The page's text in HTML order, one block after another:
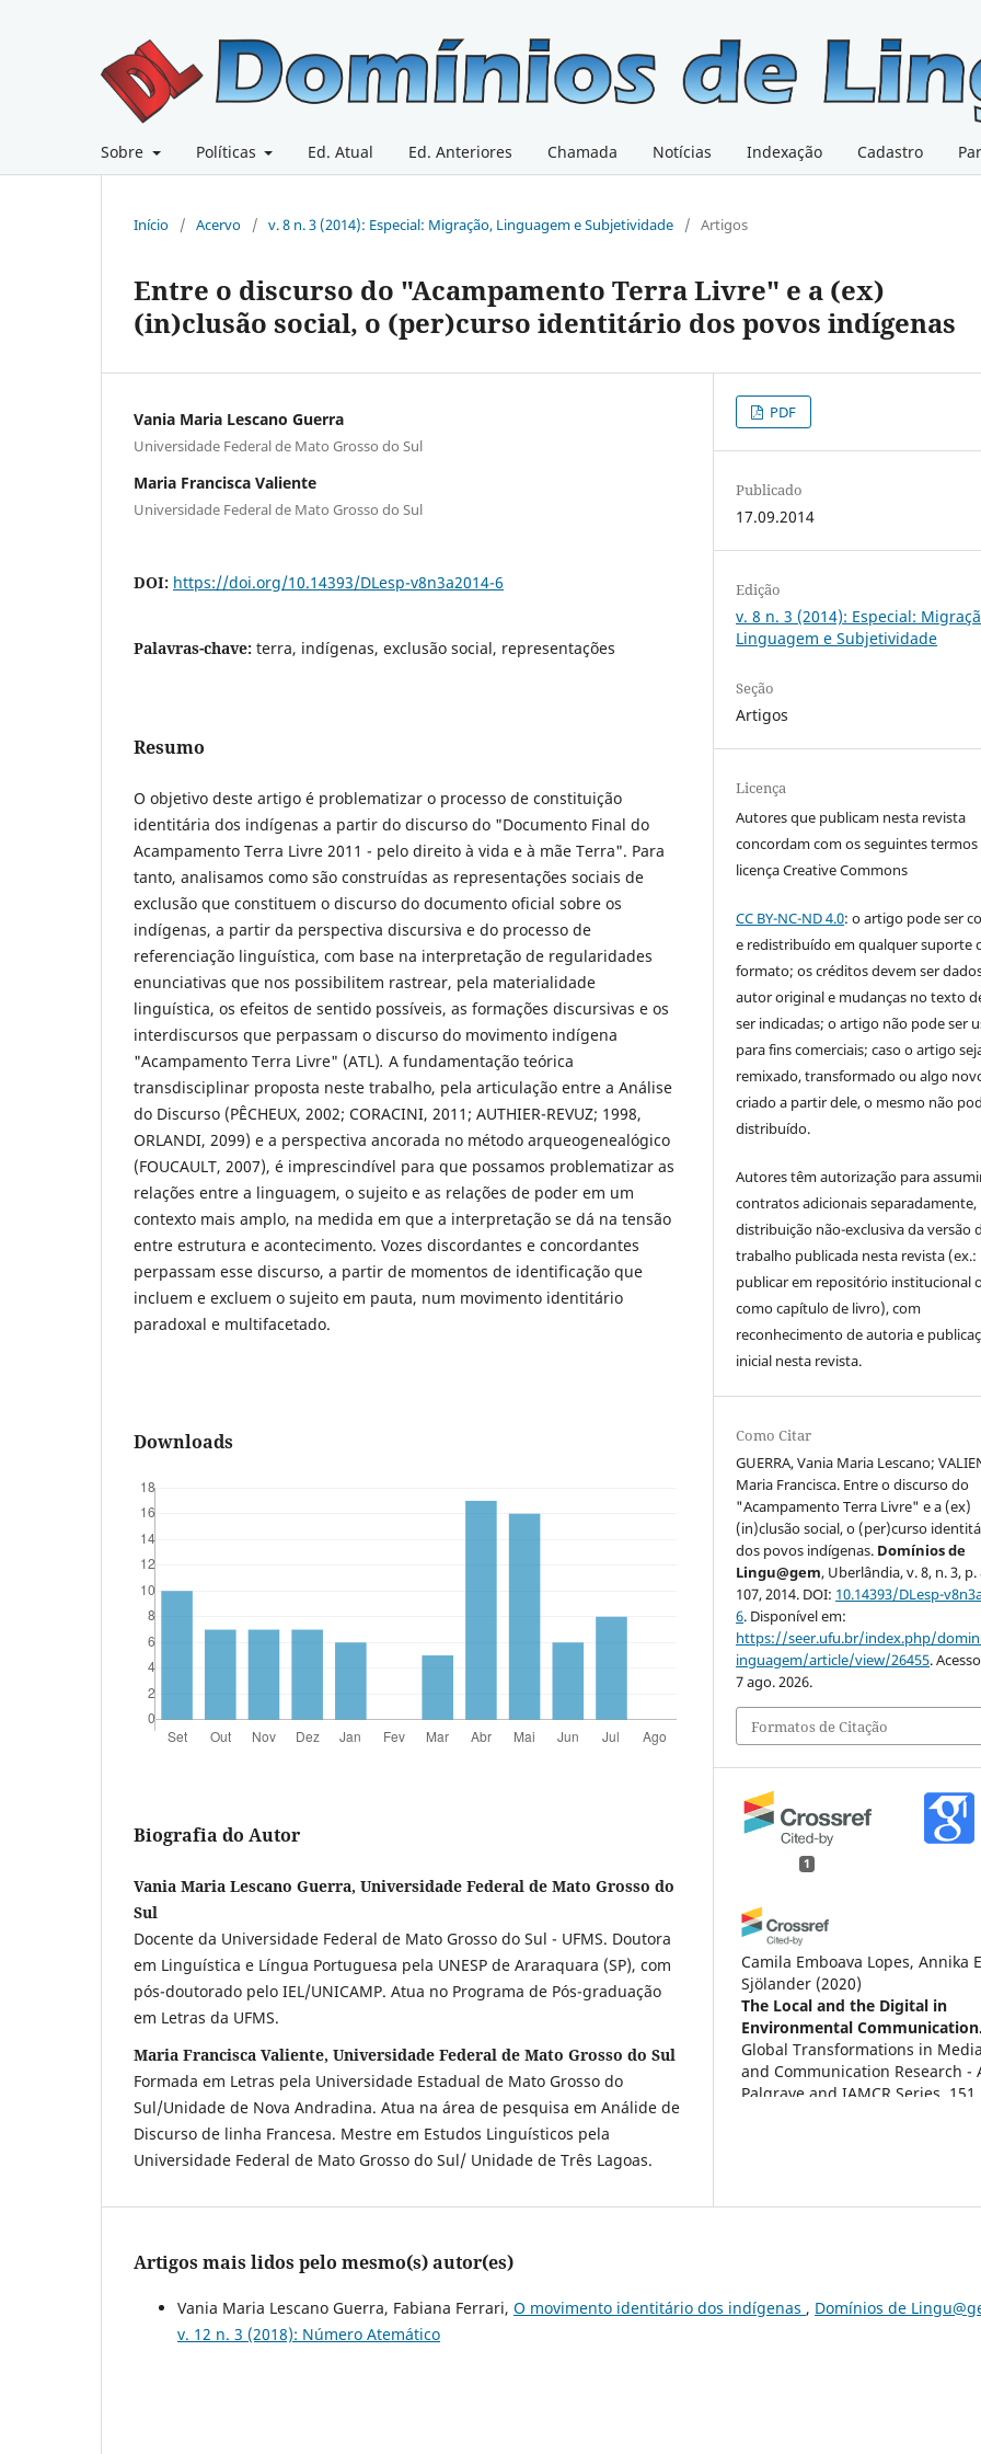
Sobre Políticas Ed. Atual Ed. Anteriores Chamada Notícias Indexação Cadastro
Início / Acervo / v. 8 n. 3 (2014): Especial: Migração, Linguagem e Subjetividade / Artigos
Entre o discurso do "Acampamento Terra Livre" e a (ex)
(in)clusão social, o (per)curso identitário dos povos indígenas
Vania Maria Lescano Guerra
Universidade Federal de Mato Grosso do Sul
Maria Francisca Valiente
Universidade Federal de Mato Grosso do Sul
DOI: https://doi.org/10.14393/DLesp-v8n3a2014-6
Palavras-chave: terra, indígenas, exclusão social, representações
Resumo
O objetivo deste artigo é problematizar o processo de constituição
identitária dos indígenas a partir do discurso do "Documento Final do
Acampamento Terra Livre 2011 - pelo direito à vida e à mãe Terra". Para
tanto, analisamos como são construídas as representações sociais de
exclusão que constituem o discurso do documento oficial sobre os
indígenas, a partir da perspectiva discursiva e do processo de
referenciação linguística, com base na interpretação de regularidades
enunciativas que nos possibilitem rastrear, pela materialidade
linguística, os efeitos de sentido possíveis, as formações discursivas e os
interdiscursos que perpassam o discurso do movimento indígena
"Acampamento Terra Livre" (ATL). A fundamentação teórica
transdisciplinar proposta neste trabalho, pela articulação entre a Análise
do Discurso (PÊCHEUX, 2002; CORACINI, 2011; AUTHIER-REVUZ; 1998,
ORLANDI, 2099) e a perspectiva ancorada no método arqueogenealógico
(FOUCAULT, 2007), é imprescindível para que possamos problematizar as
relações entre a linguagem, o sujeito e as relações de poder em um
contexto mais amplo, na medida em que a interpretação se dá na tensão
entre estrutura e acontecimento. Vozes discordantes e concordantes
perpassam esse discurso, a partir de momentos de identificação que
incluem e excluem o sujeito em pauta, num movimento identitário
paradoxal e multifacetado.
Downloads
Biografia do Autor
Vania Maria Lescano Guerra, Universidade Federal de Mato Grosso do
Sul
Docente da Universidade Federal de Mato Grosso do Sul - UFMS. Doutora
em Linguística e Língua Portuguesa pela UNESP de Araraquara (SP), com
pós-doutorado pelo IEL/UNICAMP. Atua no Programa de Pós-graduação
em Letras da UFMS.
Maria Francisca Valiente, Universidade Federal de Mato Grosso do Sul
Formada em Letras pela Universidade Estadual de Mato Grosso do
Sul/Unidade de Nova Andradina. Atua na área de pesquisa em Análide de
Discurso de linha Francesa. Mestre em Estudos Linguísticos pela
Universidade Federal de Mato Grosso do Sul/ Unidade de Três Lagoas.
PDF
Publicado
17.09.2014
Edição
v. 8 n. 3 (2014): Especial:
Linguagem e Subjetividade
Seção
Artigos
Licença
Autores que publicam nesta revista
concordam com os seguintes termos
licença Creative Commons
CC BY-NC-ND 4.0: o artigo pode ser
e redistribuído em qualquer suporte
formato; os créditos devem ser
autor original e mudanças no texto
ser indicadas; o artigo não pode ser
para fins comerciais; caso o artigo
remixado, transformado ou algo
criado a partir dele, o mesmo não
distribuído.
Autores têm autorização para
contratos adicionais separadamente,
distribuição não-exclusiva da versão
trabalho publicada nesta revista (ex.:
publicar em repositório institucional
como capítulo de livro), com
reconhecimento de autoria e
inicial nesta revista.
Como Citar
GUERRA, Vania Maria Lescano;
Maria Francisca. Entre o discurso do
"Acampamento Terra Livre" e a (ex)
(in)clusão social, o (per)curso
dos povos indígenas. Domínios de
Lingu@gem, Uberlândia, v. 8, n. 3, p.
107, 2014. DOI: 10.14393/DLesp-
6. Disponível em:
https://seer.ufu.br/index.php/
inguagem/article/view/26455.
7 ago. 2026.
Formatos de Citação
1
Camila Emboava Lopes, Annika
Sjölander (2020)
The Local and the Digital in
Environmental Communication.
Global Transformations in Media
and Communication Research -
Palgrave and IAMCR Series, 151.
Artigos mais lidos pelo mesmo(s) autor(es)
Vania Maria Lescano Guerra, Fabiana Ferrari, O movimento identitário dos indígenas , Domínios de
v. 12 n. 3 (2018): Número Atemático